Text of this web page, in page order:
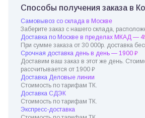
Способы получения заказа в
Самовывоз со склада в Москве
Заберите заказ с нашего склада,
Доставка по Москве в пределах МКАД —
При сумме заказа от 30 000р. доставка
Срочная доставка день в день — 1900 ₽
Доставим ваш заказ в этот же день.
рассчитывается от 1900 ₽
Доставка Деловые линии
Стоимость по тарифам ТК.
Доставка СДЭК
Стоимость по тарифам ТК.
Экспресс-доставка